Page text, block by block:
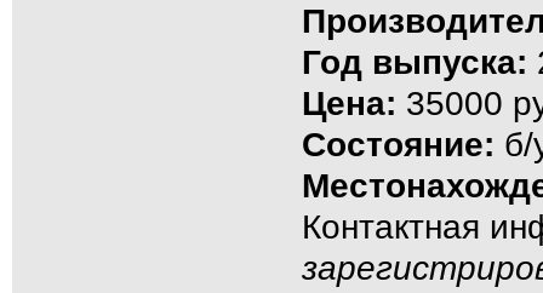
Год выпуска:
Цена: 35000
Состояние: б/
Контактная